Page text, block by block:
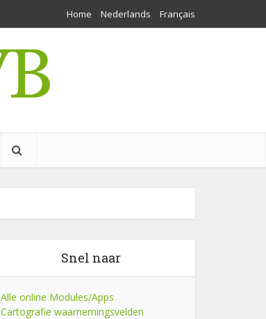
Home Nederlands Français
Snel naar
Alle online Modules/Apps
Cartografie waarnemingsvelden